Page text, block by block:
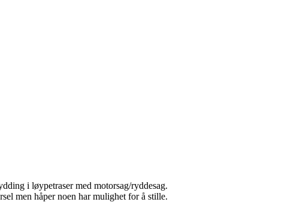
i løypetraser med motorsag/ryddesag.
men håper noen har mulighet for å stille.